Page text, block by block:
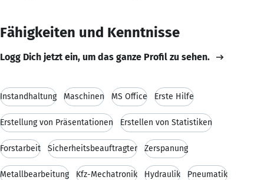
Fähigkeiten und Kenntnisse
Logg Dich jetzt ein, um das ganze Profil zu sehen.
Instandhaltung Maschinen MS Office Erste Hilfe
Erstellung von Präsentationen Erstellen von Statistiken
Forstarbeit Sicherheitsbeauftragter Zerspanung
Metallbearbeitung Kfz-Mechatronik Hydraulik Pneumatik